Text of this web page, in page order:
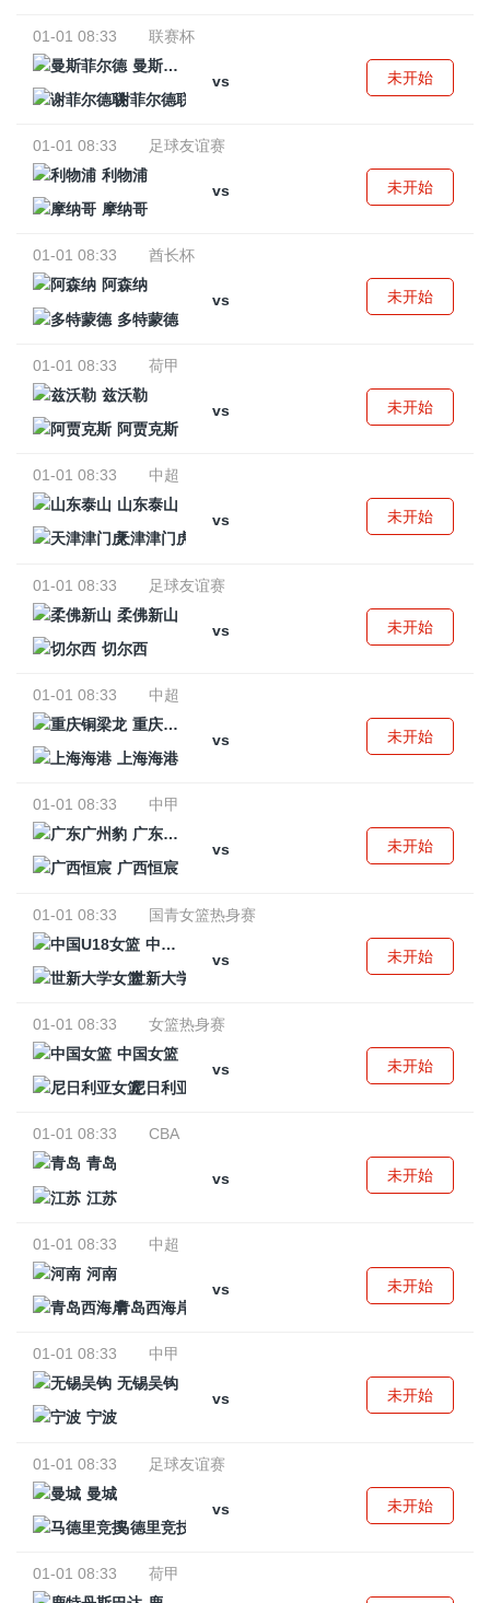
01-01 08:33
联赛杯
曼斯菲尔德
vs
谢菲尔德联
未开始
01-01 08:33
足球友谊赛
利物浦
vs
摩纳哥
未开始
01-01 08:33
酋长杯
阿森纳
vs
多特蒙德
未开始
01-01 08:33
荷甲
兹沃勒
vs
阿贾克斯
未开始
01-01 08:33
中超
山东泰山
vs
天津津门虎
未开始
01-01 08:33
足球友谊赛
柔佛新山
vs
切尔西
未开始
01-01 08:33
中超
重庆铜梁龙
vs
上海海港
未开始
01-01 08:33
中甲
广东广州豹
vs
广西恒宸
未开始
01-01 08:33
国青女篮热身赛
中国U18女篮
vs
世新大学女篮
未开始
01-01 08:33
女篮热身赛
中国女篮
vs
尼日利亚女篮
未开始
01-01 08:33
CBA
青岛
vs
江苏
未开始
01-01 08:33
中超
河南
vs
青岛西海岸
未开始
01-01 08:33
中甲
无锡吴钩
vs
宁波
未开始
01-01 08:33
足球友谊赛
曼城
vs
马德里竞技
未开始
01-01 08:33
荷甲